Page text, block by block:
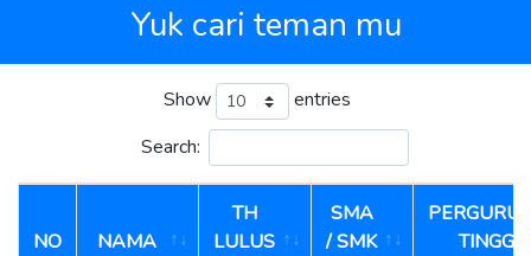
Yuk cari teman mu
Show
entries
Search:
NO NAMA
TH
LULUS
SMA
/ SMK
TINGGI